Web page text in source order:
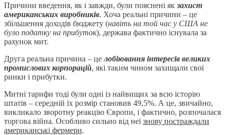
Причини введення, як і завжди, були пояснені як захист
американських виробників. Хоча реальні причини – це
збільшення доходів бюджету (навіть на той час у США не
було податку на прибуток), держава фактично існувала за
рахунок мит.
Друга реальна причина – целобіювання інтересів великих
промислових корпорацій, які таким чином захищали свої
ринки і прибутки.
Митні тарифи тоді були одні із найвищих за всю історію
штатів – середній їх розмір становив 49,5%. А це, звичайно,
викликало зворотну реакцію Європи, і фактично, розпочалася
торгова війна. Особливо сильно від неїзнову постраждали
американські фермери.